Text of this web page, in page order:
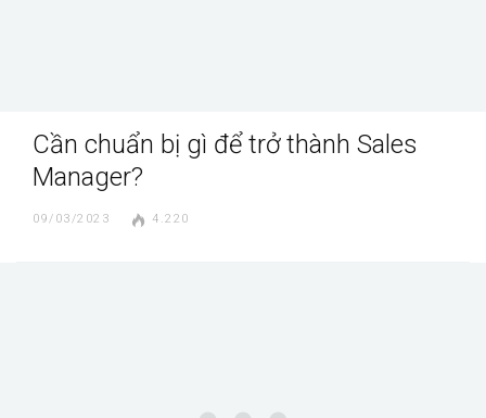
Cần chuẩn bị gì để trở thành Sales
Manager?
09/03/2023 4.220